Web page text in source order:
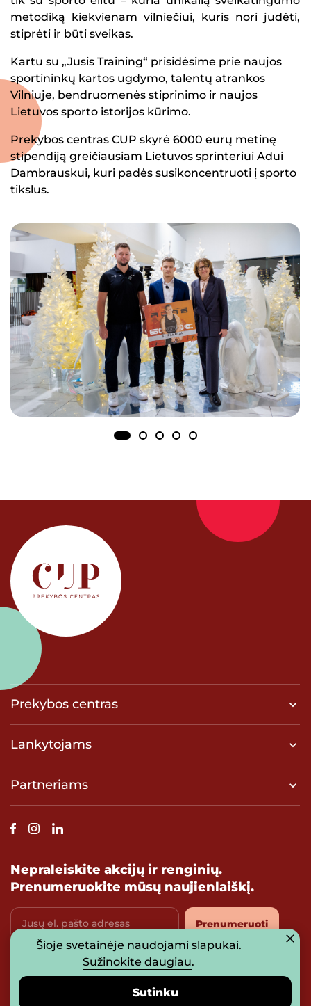
metodiką kiekvienam vilniečiui, kuris nori judėti,
stiprėti ir būti sveikas.
Kartu su „Jusis Training“ prisidėsime prie naujos
sportininkų kartos ugdymo, talentų atrankos
Vilniuje, bendruomenės stiprinimo ir naujos
Lietuvos sporto istorijos kūrimo.
Prekybos centras CUP skyrė 6000 eurų metinę
stipendiją greičiausiam Lietuvos sprinteriui Adui
Dambrauskui, kuri padės susikoncentruoti į sporto
tikslus.
Prekybos centras
Lankytojams
Partneriams
Nepraleiskite akcijų ir renginių.
Prenumeruokite mūsų naujienlaiškį.
Jūsų el. pašto adresas
privatumo politika
Prenumeruoti
© 2026 UAB „Prosperitas Baltica“
Šioje svetainėje naudojami slapukai.
Sužinokite daugiau.
Sutinku